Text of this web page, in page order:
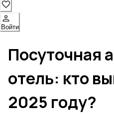
Войти
Посуточная
отель: кто
2025 году?